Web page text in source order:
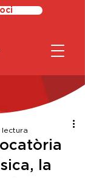
la
lectura